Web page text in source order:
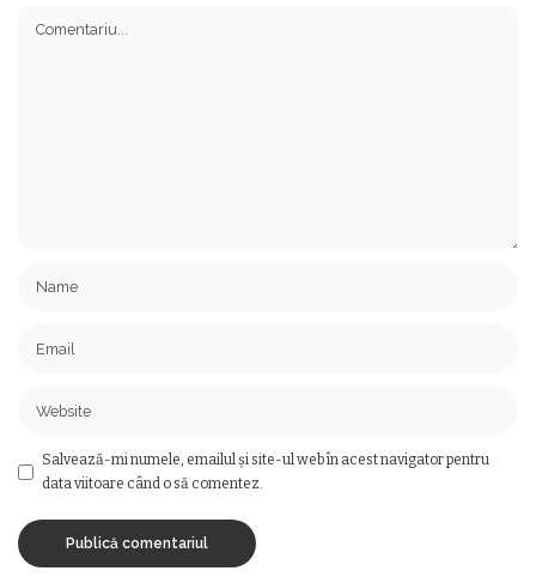
Salvează-mi numele, emailul și site-ul web în acest navigator pentru
data viitoare când o să comentez.